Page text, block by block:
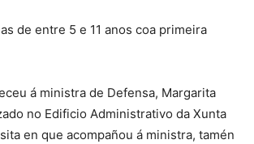
de entre 5 e 11 anos coa primeira
á ministra de Defensa, Margarita
no Edificio Administrativo da Xunta
en que acompañou á ministra, tamén